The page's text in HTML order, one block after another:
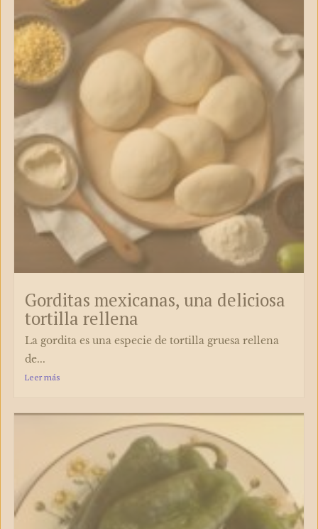
Gorditas mexicanas, una deliciosa
tortilla rellena
La gordita es una especie de tortilla gruesa rellena
de...
Leer más